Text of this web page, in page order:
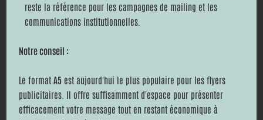
reste la référence pour les campagnes de mailing et les
communications institutionnelles.
Notre conseil :
Le format A5est aujourd'hui le plus populaire pour les flyers
publicitaires. Il offre suffisamment d'espace pour présenter
efficacement votre message tout en restant économique à